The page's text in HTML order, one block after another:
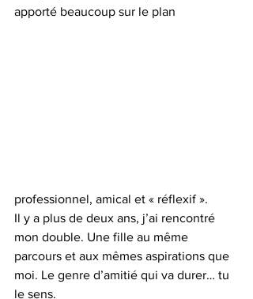
apporté beaucoup sur le plan
professionnel, amical et « réflexif ».
Il y a plus de deux ans, j’ai rencontré
mon double. Une fille au même
parcours et aux mêmes aspirations que
moi. Le genre d’amitié qui va durer… tu
le sens.